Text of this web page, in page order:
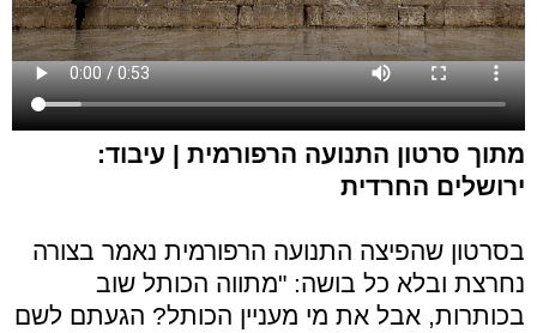
מתוך סרטון התנועה הרפורמית | עיבוד:
ירושלים החרדית
בסרטון שהפיצה התנועה הרפורמית נאמר בצורה
נחרצת ובלא כל בושה: "מתווה הכותל שוב
בכותרות, אבל את מי מעניין הכותל? הגעתם לשם